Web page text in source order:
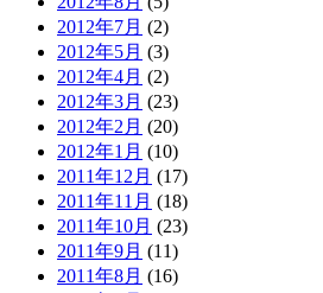
2012年7月 (2)
2012年5月 (3)
2012年4月 (2)
2012年3月 (23)
2012年2月 (20)
2012年1月 (10)
2011年12月 (17)
2011年11月 (18)
2011年10月 (23)
2011年9月 (11)
2011年8月 (16)